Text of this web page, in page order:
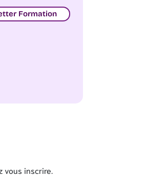
Formation
inscrire.